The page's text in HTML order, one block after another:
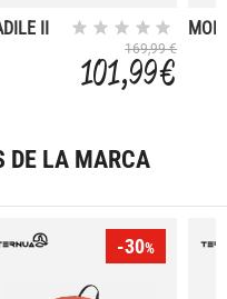
II
169,99 €
101,99 €
DE LA MARCA
-30%